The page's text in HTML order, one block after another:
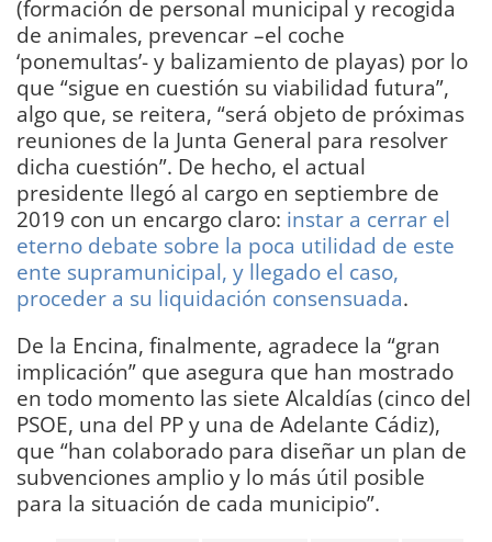
(formación de personal municipal y recogida
de animales, prevencar –el coche
‘ponemultas’- y balizamiento de playas) por lo
que “sigue en cuestión su viabilidad futura”,
algo que, se reitera, “será objeto de próximas
reuniones de la Junta General para resolver
dicha cuestión”. De hecho, el actual
presidente llegó al cargo en septiembre de
2019 con un encargo claro: instar a cerrar el
eterno debate sobre la poca utilidad de este
ente supramunicipal, y llegado el caso,
proceder a su liquidación consensuada.
De la Encina, finalmente, agradece la “gran
implicación” que asegura que han mostrado
en todo momento las siete Alcaldías (cinco del
PSOE, una del PP y una de Adelante Cádiz),
que “han colaborado para diseñar un plan de
subvenciones amplio y lo más útil posible
para la situación de cada municipio”.